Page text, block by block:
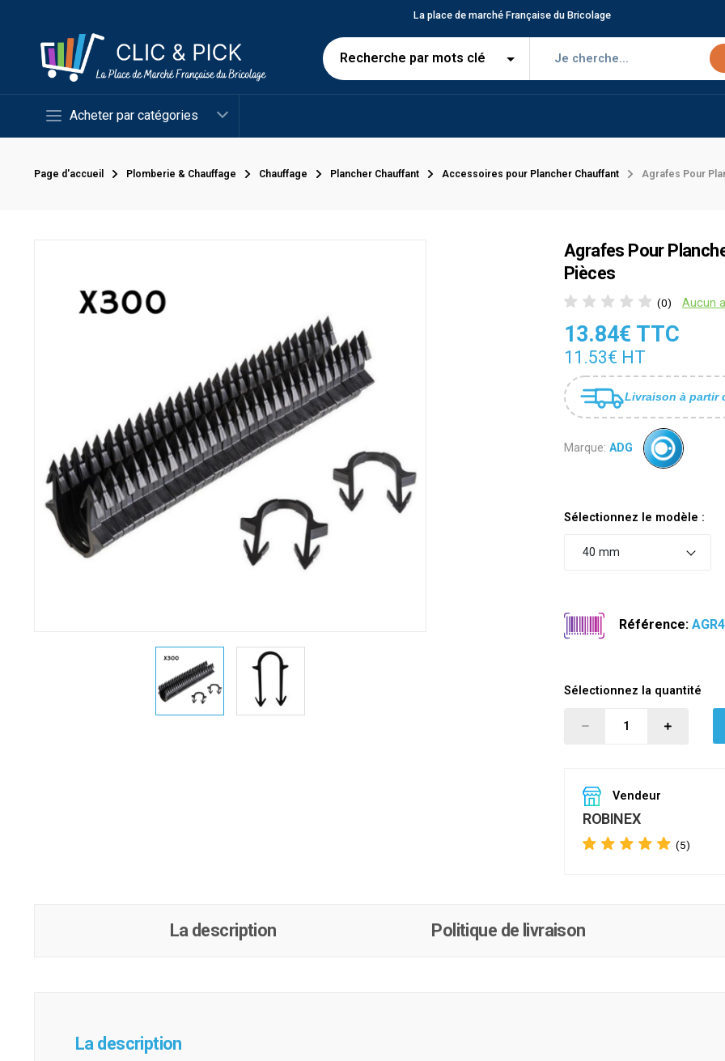
La place de marché Française du Bricolage
Acheter par catégories
Page d'accueil Plomberie & Chauffage Chauffage Plancher Chauffant Accessoires pour Plancher Chauffant Agrafes Pour
Agrafes Pour
Pièces
(0) Aucun
13.84€ TTC
11.53€ HT
Livraison à partir
Marque: ADG
Sélectionnez le modèle :
40 mm
Référence:
Sélectionnez la quantité
Vendeur
ROBINEX
(5)
La description Politique de livraison
La description